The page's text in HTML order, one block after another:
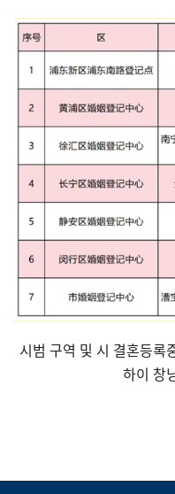
시범 구역 및 시 결혼등록
하이 창